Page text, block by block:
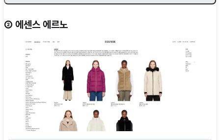
② 에센스 에르노